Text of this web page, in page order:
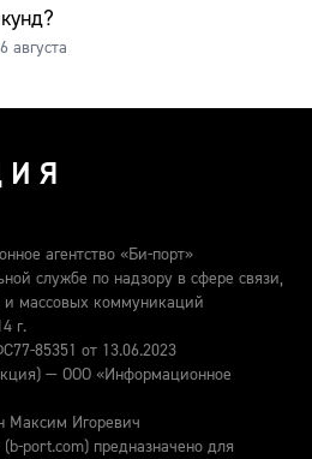
августа
агентство «Би-порт»
службе по надзору в сфере связи,
массовых коммуникаций
г.
85351 от 13.06.2023
— ООО «Информационное
Максим Игоревич
port.com) предназначено для